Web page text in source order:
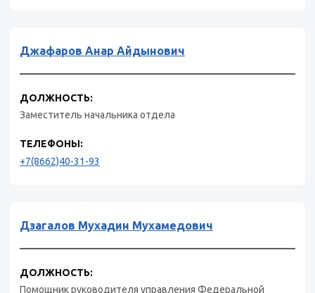
Джафаров Анар Айдынович
ДОЛЖНОСТЬ:
Заместитель начальника отдела
ТЕЛЕФОНЫ:
+7(8662)40-31-93
Дзагалов Мухадин Мухамедович
ДОЛЖНОСТЬ:
Помощник руководителя управления Федеральной